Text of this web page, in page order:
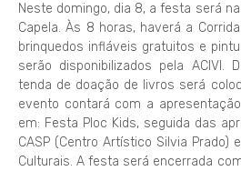
Neste domingo, dia 8, a festa será
Capela. Às 8 horas, haverá a
brinquedos infláveis gratuitos e
serão disponibilizados pela ACIVI.
tenda de doação de livros será
evento contará com a
em: Festa Ploc Kids, seguida das
CASP (Centro Artístico Silvia Prado)
Culturais. A festa será encerrada